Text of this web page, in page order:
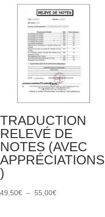
45,00€
à
60,00€
TRADUCTION
RELEVÉ DE
NOTES (AVEC
APPRÉCIATIONS
)
49,50€ – 55,00€Plage